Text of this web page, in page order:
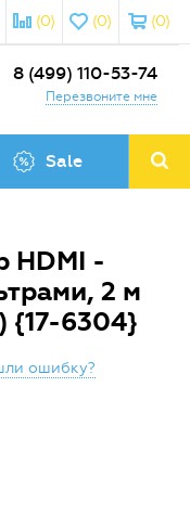
(0)
(0)
(0)
8 (499) 110-53-74
Перезвоните мне
Sale
HDMI -
2 м
{17-6304}
ошибку?